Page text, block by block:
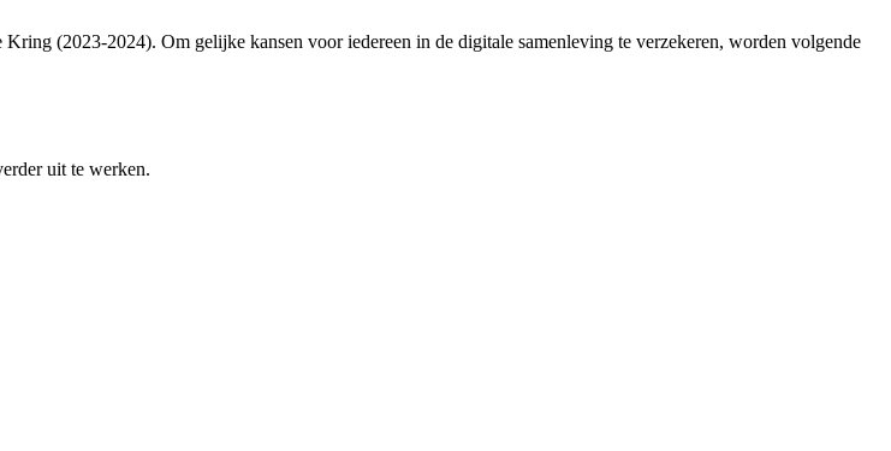
(2023-2024). Om gelijke kansen voor iedereen in de digitale samenleving te verzekeren, worden volgende
uit te werken.